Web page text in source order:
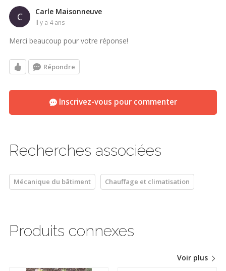
C Carle Maisonneuve
il y a 4 ans
Merci beaucoup pour votre réponse!
Répondre
Inscrivez-vous pour commenter
Recherches associées
Mécanique du bâtiment Chauffage et climatisation
Produits connexes
Voir plus